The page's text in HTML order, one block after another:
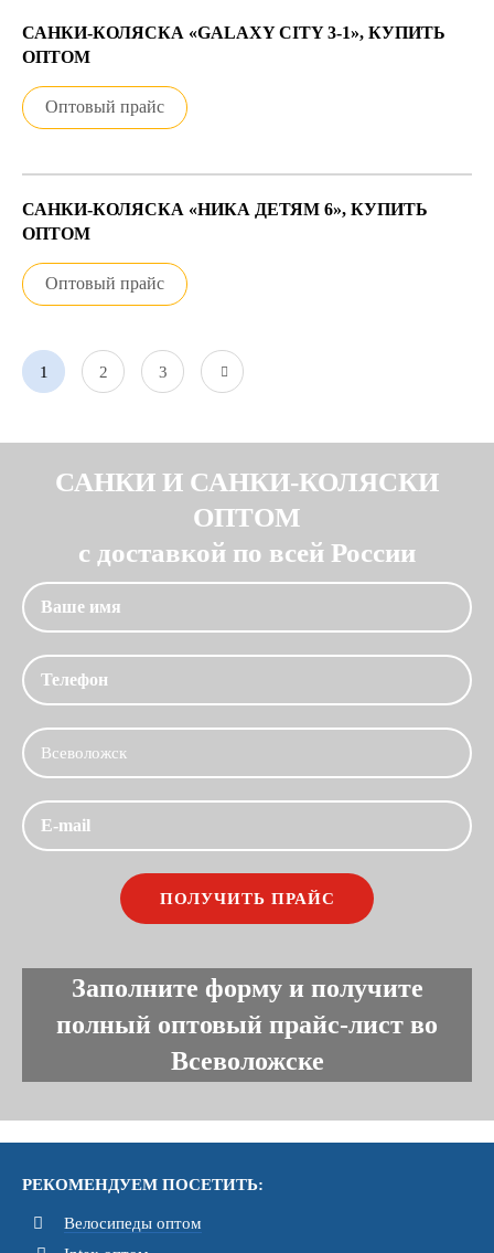
САНКИ-КОЛЯСКА «GALAXY CITY 3-1», КУПИТЬ
ОПТОМ
Оптовый прайс
САНКИ-КОЛЯСКА «НИКА ДЕТЯМ 6», КУПИТЬ
ОПТОМ
Оптовый прайс
1 2 3
САНКИ И САНКИ-КОЛЯСКИ
ОПТОМ
с доставкой по всей России
Заполните форму и получите
полный оптовый прайс-лист во
Всеволожске
РЕКОМЕНДУЕМ ПОСЕТИТЬ:
Велосипеды оптом